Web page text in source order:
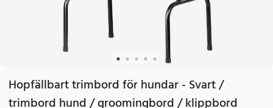
Hopfällbart trimbord för hundar - Svart /
trimbord hund / groomingbord / klippbord